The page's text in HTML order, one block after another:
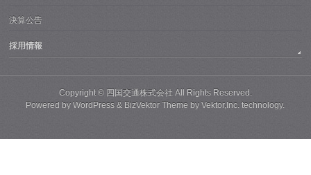
決算公告
採用情報
Copyright © 四国交通株式会社All Rights Reserved.
Powered byWordPress & BizVektor Theme byVektor,Inc. technology.